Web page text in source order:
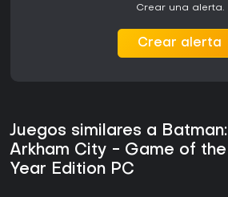
Crear una alerta.
Crear alerta
Juegos similares a Batman:
Arkham City - Game of the
Year Edition PC